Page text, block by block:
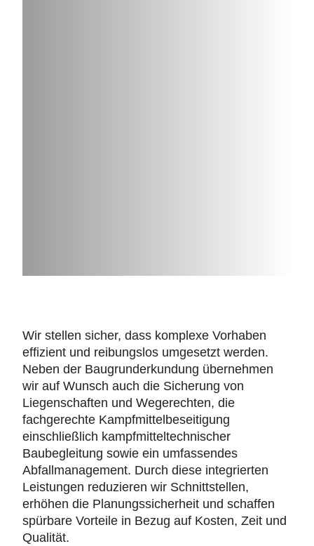
Wir stellen sicher, dass komplexe Vorhaben
effizient und reibungslos umgesetzt werden.
Neben der Baugrunderkundung übernehmen
wir auf Wunsch auch die Sicherung von
Liegenschaften und Wegerechten, die
fachgerechte Kampfmittelbeseitigung
einschließlich kampfmitteltechnischer
Baubegleitung sowie ein umfassendes
Abfallmanagement. Durch diese integrierten
Leistungen reduzieren wir Schnittstellen,
erhöhen die Planungssicherheit und schaffen
spürbare Vorteile in Bezug auf Kosten, Zeit und
Qualität.